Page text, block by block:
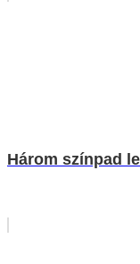
Három színpad